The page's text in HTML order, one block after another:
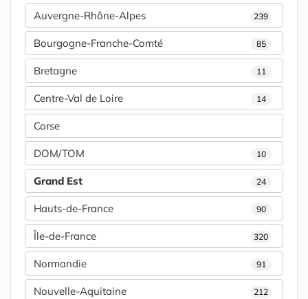
Auvergne-Rhône-Alpes 239
Bourgogne-Franche-Comté 85
Bretagne 11
Centre-Val de Loire 14
Corse
DOM/TOM 10
Grand Est 24
Hauts-de-France 90
Île-de-France 320
Normandie 91
Nouvelle-Aquitaine 212